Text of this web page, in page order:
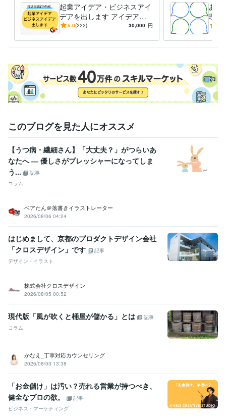
得意分野
ビジネス代行・事務代行 ビジネスアイデア出し
ビジネス 企画
起業アイデア・ビジネスアイ
デアを出します アイデアに
困った方向け。ビジネスアイ
5.0(222) 30,000 円
あな
理す
カッ
このブログを見た人にオススメ
【うつ病・繊細さん】「大丈夫？」がつらいあ
なたへ ― 優しさがプレッシャーになってしま
う...
記事
コラム
ベアたん＠落書きイラストレーター
2026/08/06 04:24
はじめまして、京都のプロダクトデザイン会社
「クロスデザイン」です
記事
デザイン・イラスト
株式会社クロスデザイン
2026/08/05 00:52
現代版「風が吹くと桶屋が儲かる」とは
記事
コラム
かなえ_丁寧対応カウンセリング
2026/08/03 13:38
「お金儲け」は汚い？売れる営業が持つべき、
健全なプロの欲。
記事
ビジネス・マーケティング